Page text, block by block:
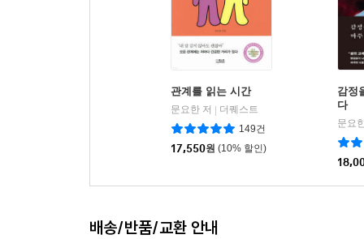
관계를 읽는 시간
문요한 저
더퀘스트
149건
17,550원 (10% 할인)
감정
다
문요
배송/반품/교환 안내